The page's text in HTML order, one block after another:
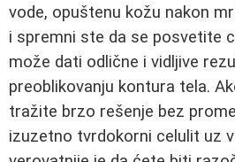
vode, opuštenu kožu nakon
i spremni ste da se posvetite
može dati odlične i vidljive
preoblikovanju kontura tela.
tražite brzo rešenje bez
izuzetno tvrdokorni celulit uz